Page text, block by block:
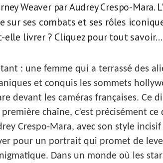
Weaver par Audrey Crespo-Mara.
sur ses combats et ses rôles
livrer ? Cliquez pour tout savoir...
: une femme qui a terrassé des
et conquis les sommets
devant les caméras françaises. Ce
chaîne, c’est précisément
Crespo-Mara, avec son style
pour un portrait qui promet de
Dans un monde où les